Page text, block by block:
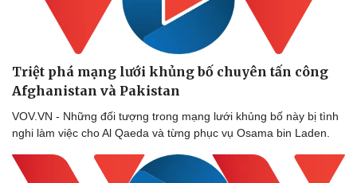
Du lịch
Tư vấn
Podcast
Câu chuyện thời sự
Triệt phá mạng lưới khủng bố chuyên tấn công
Afghanistan và Pakistan
VOV.VN - Những đối tượng trong mạng lưới khủng bố này bị tình
nghi làm việc cho Al Qaeda và từng phục vụ Osama bin Laden.